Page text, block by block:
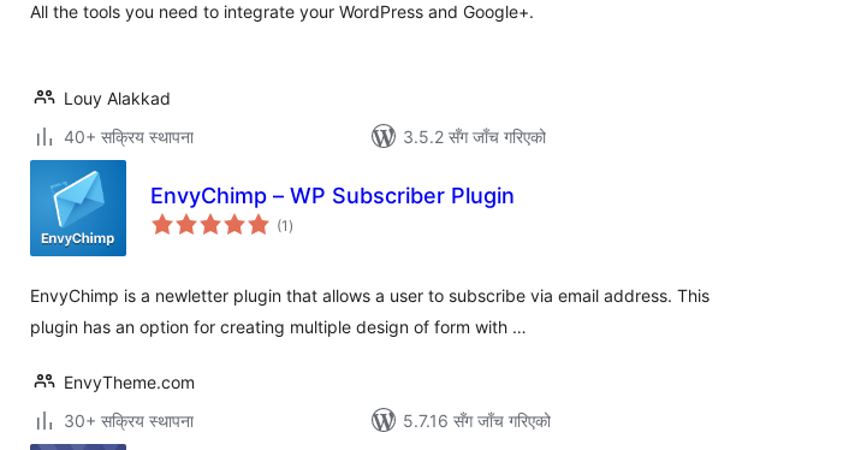
All the tools you need to integrate your WordPress and Google+.
Louy Alakkad
40+ सक्रिय स्थापना
3.5.2 सँग जाँच गरिएको
EnvyChimp – WP Subscriber Plugin
(1 कुल
रेटिङ्गहरू
)
EnvyChimp is a newletter plugin that allows a user to subscribe via email address. This
plugin has an option for creating multiple design of form with …
EnvyTheme.com
30+ सक्रिय स्थापना
5.7.16 सँग जाँच गरिएको